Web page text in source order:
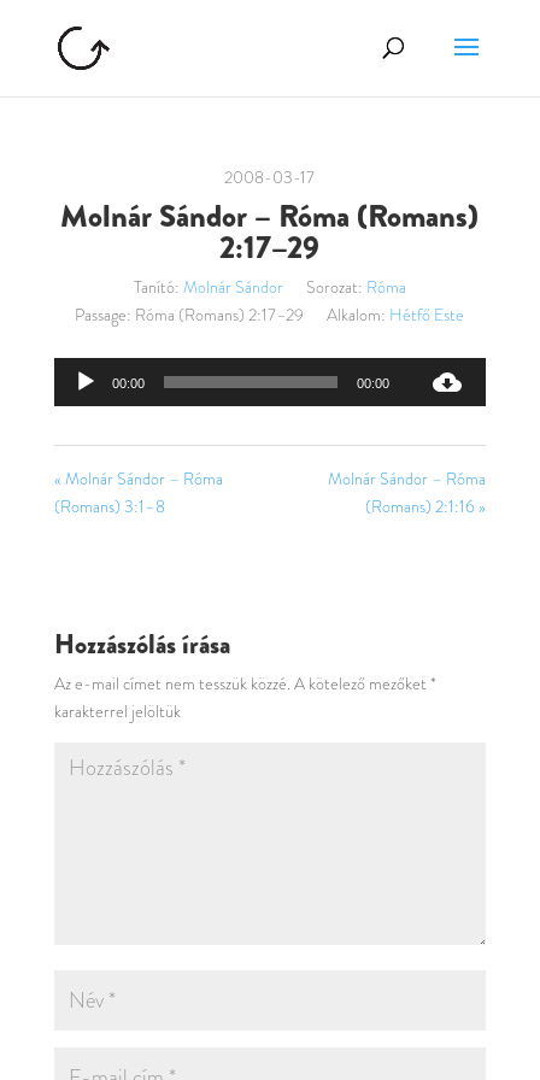
2008-03-17
Molnár Sándor – Róma (Romans)
2:17–29
Tanító: Molnár Sándor Sorozat: Róma
Passage: Róma (Romans) 2:17–29 Alkalom: Hétfő Este
Audió
00:00 00:00
« Molnár Sándor – Róma
(Romans) 3:1–8
Molnár Sándor – Róma
(Romans) 2:1:16 »
Hozzászólás írása
Az e-mail címet nem tesszük közzé. A kötelező mezőket *
karakterrel jelöltük